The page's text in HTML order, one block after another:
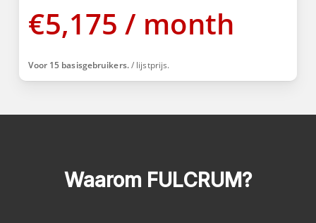
€5,175 / month
Voor 15 basisgebruikers./ lijstprijs.
Waarom FULCRUM?